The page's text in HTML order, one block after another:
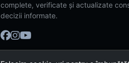
complete, verificate și actualizate
decizii informate.